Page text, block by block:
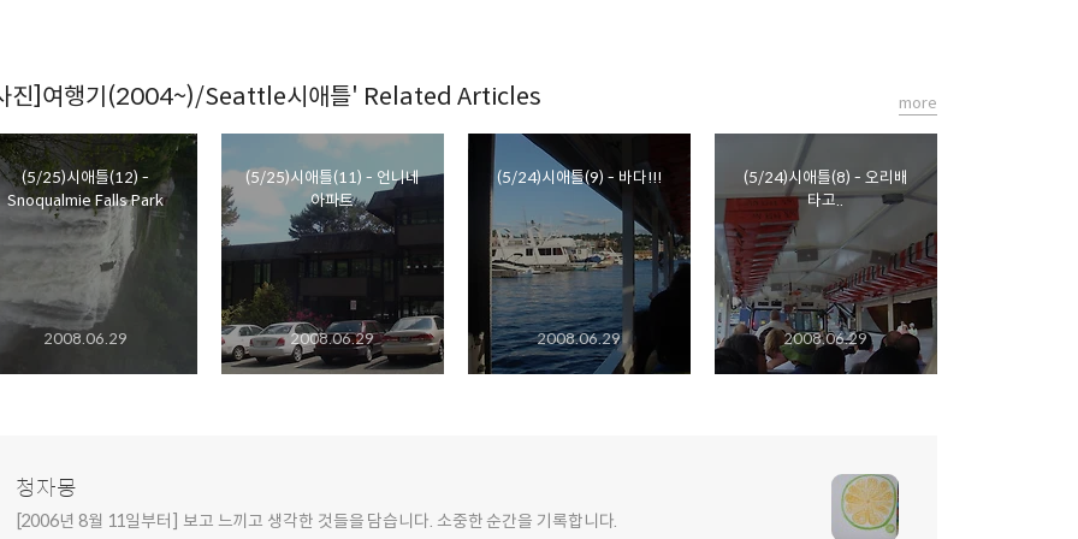
진]여행기(2004~)/Seattle시애틀' Related Articles
(5/25)시애틀(12) -
Snoqualmie Falls Park
2008.06.29
(5/25)시애틀(11) - 언니네
아파트
2008.06.29
(5/24)시애틀(9) - 바다!!!
2008.06.29
(5/24)시애틀(8) - 오리배
타고..
2008.06.29
more
청자몽
[2006년 8월 11일부터] 보고 느끼고 생각한 것들을 담습니다. 소중한 순간을 기록합니다.